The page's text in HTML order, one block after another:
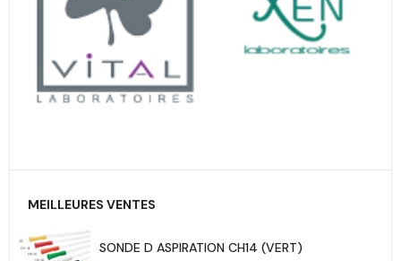
MEILLEURES VENTES
SONDE D ASPIRATION CH14 (VERT)